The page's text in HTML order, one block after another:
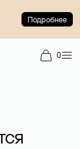
Подробнее
0